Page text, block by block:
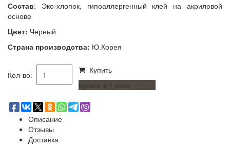
Состав: Эко-хлопок, гипоаллергенный клей на акриловой
основе
Цвет: Черный
Страна производства: Ю.Корея
Кол-во:
Купить
Купить в 1 клик
Описание
Отзывы
Доставка